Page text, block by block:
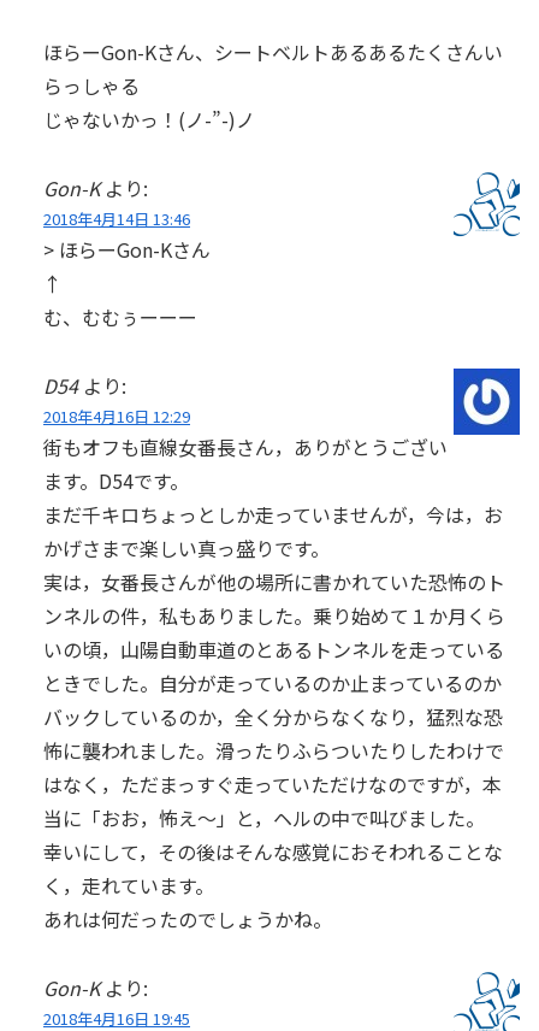
ほらーGon-Kさん、シートベルトあるあるたくさんい
らっしゃる
じゃないかっ！(ノ-”-)ノ
Gon-K より:
2018年4月14日 13:46
> ほらーGon-Kさん
↑
む、むむぅーーー
D54 より:
2018年4月16日 12:29
街もオフも直線女番長さん，ありがとうござい
ます。D54です。
まだ千キロちょっとしか走っていませんが，今は，お
かげさまで楽しい真っ盛りです。
実は，女番長さんが他の場所に書かれていた恐怖のト
ンネルの件，私もありました。乗り始めて１か月くら
いの頃，山陽自動車道のとあるトンネルを走っている
ときでした。自分が走っているのか止まっているのか
バックしているのか，全く分からなくなり，猛烈な恐
怖に襲われました。滑ったりふらついたりしたわけで
はなく，ただまっすぐ走っていただけなのですが，本
当に「おお，怖え～」と，ヘルの中で叫びました。
幸いにして，その後はそんな感覚におそわれることな
く，走れています。
あれは何だったのでしょうかね。
Gon-K より:
2018年4月16日 19:45